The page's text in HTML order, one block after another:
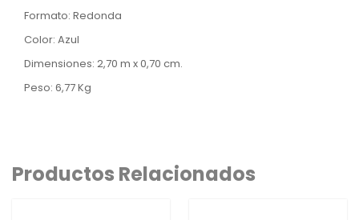
Formato: Redonda
Color: Azul
Dimensiones: 2,70 m x 0,70 cm.
Peso: 6,77 Kg
Productos Relacionados